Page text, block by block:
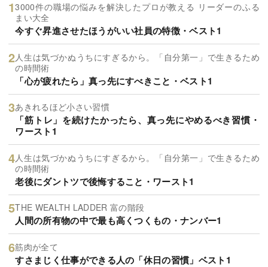
3000件の職場の悩みを解決したプロが教える リーダーのふる
まい大全
今すぐ昇進させたほうがいい社員の特徴・ベスト1
人生は気づかぬうちにすぎるから。「自分第一」で生きるため
の時間術
「心が疲れたら」真っ先にすべきこと・ベスト1
あきれるほど小さい習慣
「筋トレ」を続けたかったら、真っ先にやめるべき習慣・
ワースト1
人生は気づかぬうちにすぎるから。「自分第一」で生きるため
の時間術
老後にダントツで後悔すること・ワースト1
THE WEALTH LADDER 富の階段
人間の所有物の中で最も高くつくもの・ナンバー1
筋肉が全て
すさまじく仕事ができる人の「休日の習慣」ベスト1